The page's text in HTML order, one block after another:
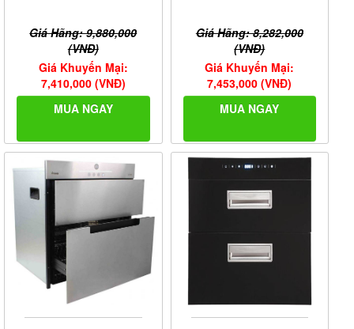
Giá Hãng: 9,880,000
(VNĐ)
Giá Khuyến Mại:
7,410,000 (VNĐ)
MUA NGAY
Giá Hãng: 8,282,000
(VNĐ)
Giá Khuyến Mại:
7,453,000 (VNĐ)
MUA NGAY